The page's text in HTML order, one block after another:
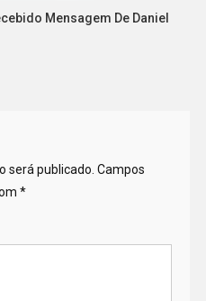
Mensagem De Daniel
será publicado. Campos
*